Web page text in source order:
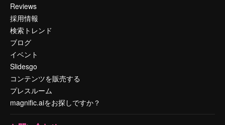
Reviews
採用情報
検索トレンド
ブログ
イベント
Slidesgo
コンテンツを販売する
プレスルーム
magnific.aiをお探しですか？